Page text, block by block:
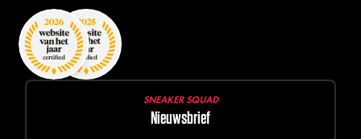
SNEAKER SQUAD
Nieuwsbrief